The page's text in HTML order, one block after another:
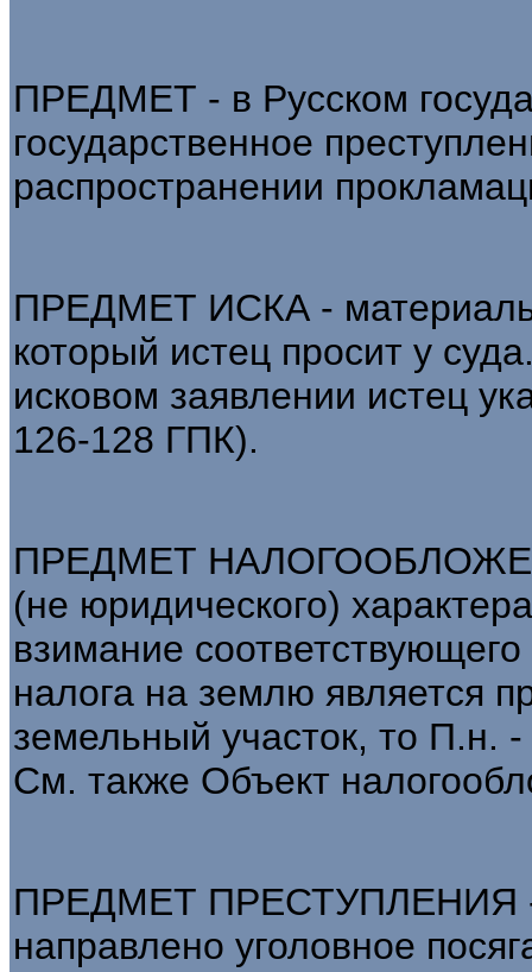
ПРЕДМЕТ - в Русском
государственное
распространении
ПРЕДМЕТ ИСКА -
который истец просит у
исковом заявлении истец
126-128 ГПК).
ПРЕДМЕТ
(не юридического)
взимание
налога на землю является
земельный участок, то П.н.
См. также Объект
ПРЕДМЕТ ПРЕСТУПЛЕНИЯ -
направлено уголовное